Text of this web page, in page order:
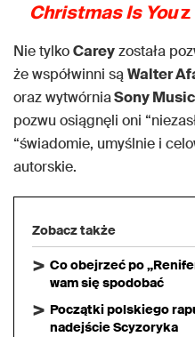
Christmas Is Youz
Nie tylkoCareyzostała
że współwinni sąWalter
oraz wytwórniaSony
pozwu osiągnęli oni
“świadomie, umyślnie i
autorskie.
Zobacz także
Co obejrzeć po
wam się spodobać
Początki polskiego
nadejście Scyzoryka